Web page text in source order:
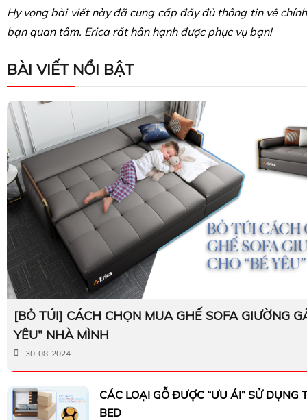
Hy vọng bài viết này đã cung cấp đầy đủ thông tin về
bạn quan tâm. Erica rất hân hạnh được phục vụ bạn!
BÀI VIẾT NỔI BẬT
[BỎ TÚI] CÁCH CHỌN MUA GHẾ SOFA GIƯỜNG
YÊU” NHÀ MÌNH
30-08-2024
CÁC LOẠI GỖ ĐƯỢC “ƯU ÁI” SỬ DỤNG
BED